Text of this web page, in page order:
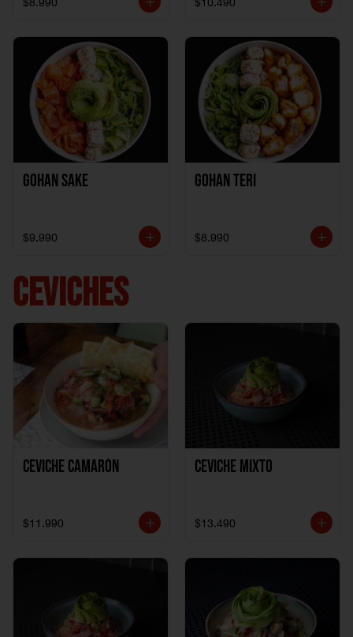
Gohan Sake
$9.990
Gohan Teri
$8.990
CEVICHES
Ceviche Camarón
$11.990
Ceviche Mixto
$13.490